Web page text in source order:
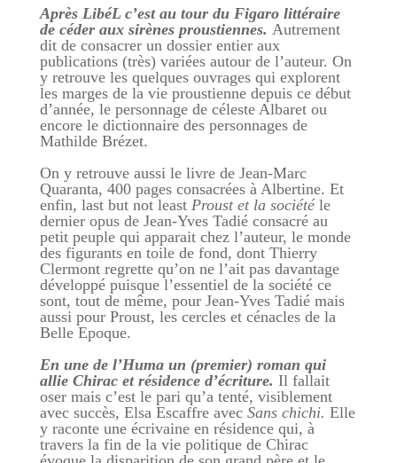
Après LibéL c’est au tour du Figaro littéraire
de céder aux sirènes proustiennes. Autrement
dit de consacrer un dossier entier aux
publications (très) variées autour de l’auteur. On
y retrouve les quelques ouvrages qui explorent
les marges de la vie proustienne depuis ce début
d’année, le personnage de céleste Albaret ou
encore le dictionnaire des personnages de
Mathilde Brézet.
On y retrouve aussi le livre de Jean-Marc
Quaranta, 400 pages consacrées à Albertine. Et
enfin, last but not least Proust et la sociétéle
dernier opus de Jean-Yves Tadié consacré au
petit peuple qui apparait chez l’auteur, le monde
des figurants en toile de fond, dont Thierry
Clermont regrette qu’on ne l’ait pas davantage
développé puisque l’essentiel de la société ce
sont, tout de même, pour Jean-Yves Tadié mais
aussi pour Proust, les cercles et cénacles de la
Belle Epoque.
En une de l’Huma un (premier) roman qui
allie Chirac et résidence d’écriture. Il fallait
oser mais c’est le pari qu’a tenté, visiblement
avec succès, Elsa Escaffre avec Sans chichi. Elle
y raconte une écrivaine en résidence qui, à
travers la fin de la vie politique de Chirac